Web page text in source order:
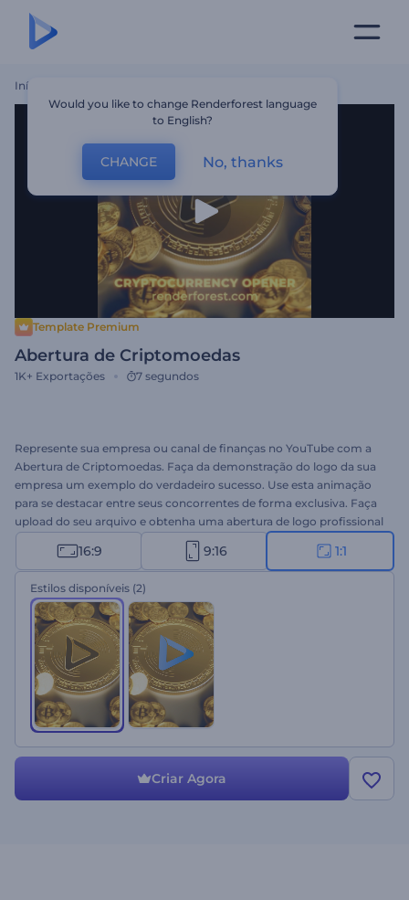
Início
Template Premium
Abertura de Criptomoedas
1K+ Exportações 7 segundos
Represente sua empresa ou canal de finanças no YouTube com a
Abertura de Criptomoedas. Faça da demonstração do logo da sua
empresa um exemplo do verdadeiro sucesso. Use esta animação
para se destacar entre seus concorrentes de forma exclusiva. Faça
upload do seu arquivo e obtenha uma abertura de logo profissional
em alguns minutos. Perfeito para empresas financeiras e bancárias,
comerciais de TV, aberturaes de apresentações e muito mais. Tente
agora!
16:9 9:16 1:1
Estilos disponíveis (2)
Criar Agora
Would you like to change Renderforest language
to English?
CHANGE No, thanks